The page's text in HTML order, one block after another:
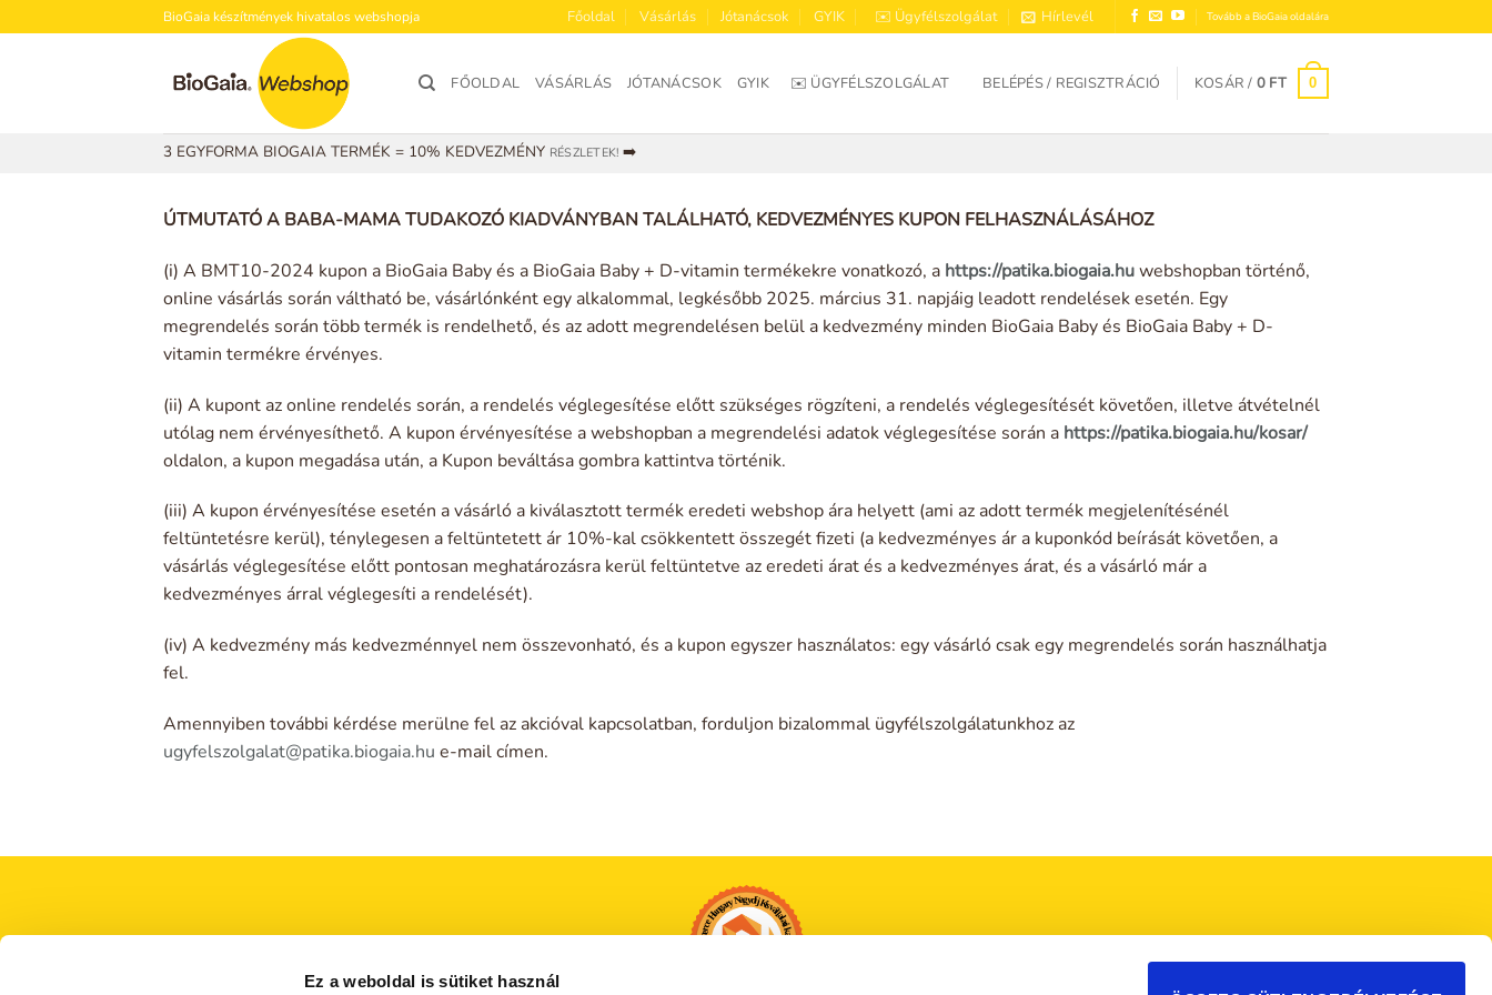
Ez a weboldal is sütiket használ
to
BioGaia készítmények hivatalos webshopja Főoldal Vásárlás Jótanácsok GYIK ✉️ Ügyfélszolgálat Hírlevél Tovább a BioGaia oldalára
FŐOLDAL VÁSÁRLÁS JÓTANÁCSOK GYIK ✉️ ÜGYFÉLSZOLGÁLAT BELÉPÉS / REGISZTRÁCIÓ KOSÁR / 0 FT 0
3 EGYFORMA BIOGAIA TERMÉK = 10% KEDVEZMÉNY RÉSZLETEK! ➡️
ÚTMUTATÓ A BABA-MAMA TUDAKOZÓ KIADVÁNYBAN TALÁLHATÓ, KEDVEZMÉNYES KUPON FELHASZNÁLÁSÁHOZ
(i) A BMT10-2024 kupon a BioGaia Baby és a BioGaia Baby + D-vitamin termékekre vonatkozó, a https://patika.biogaia.huwebshopban történő,
online vásárlás során váltható be, vásárlónként egy alkalommal, legkésőbb 2025. március 31. napjáig leadott rendelések esetén. Egy
megrendelés során több termék is rendelhető, és az adott megrendelésen belül a kedvezmény minden BioGaia Baby és BioGaia Baby + D-
vitamin termékre érvényes.
(ii) A kupont az online rendelés során, a rendelés véglegesítése előtt szükséges rögzíteni, a rendelés véglegesítését követően, illetve átvételnél
utólag nem érvényesíthető. A kupon érvényesítése a webshopban a megrendelési adatok véglegesítése során a https://patika.biogaia.hu/kosar/
oldalon, a kupon megadása után, a Kupon beváltása gombra kattintva történik.
(iii) A kupon érvényesítése esetén a vásárló a kiválasztott termék eredeti webshop ára helyett (ami az adott termék megjelenítésénél
feltüntetésre kerül), ténylegesen a feltüntetett ár 10%-kal csökkentett összegét fizeti (a kedvezményes ár a kuponkód beírását követően, a
vásárlás véglegesítése előtt pontosan meghatározásra kerül feltüntetve az eredeti árat és a kedvezményes árat, és a vásárló már a
kedvezményes árral véglegesíti a rendelését).
(iv) A kedvezmény más kedvezménnyel nem összevonható, és a kupon egyszer használatos: egy vásárló csak egy megrendelés során használhatja
fel.
Amennyiben további kérdése merülne fel az akcióval kapcsolatban, forduljon bizalommal ügyfélszolgálatunkhoz az
ugyfelszolgalat@patika.biogaia.hu e-mail címen.